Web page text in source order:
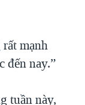
mạnh
đến nay.”
tuần này,